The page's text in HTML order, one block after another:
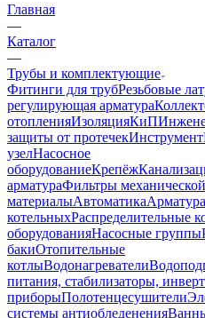
Главная
—
Каталог
—
Трубы и комплектующие
Фитинги для трубРезьбовые
регулирующая арматура
отопленияИзоляцияКиП
защиты от протечекИнструмент
узелНасосное
оборудованиеКрепёж
арматураФильтры
материалыАвтоматика
котельныхРаспределительные
оборудованияНасосные группы
бакиОтопительные
котлыВодонагреватели
питания, стабилизаторы,
приборыПолотенцесушители
системы антиобледенения